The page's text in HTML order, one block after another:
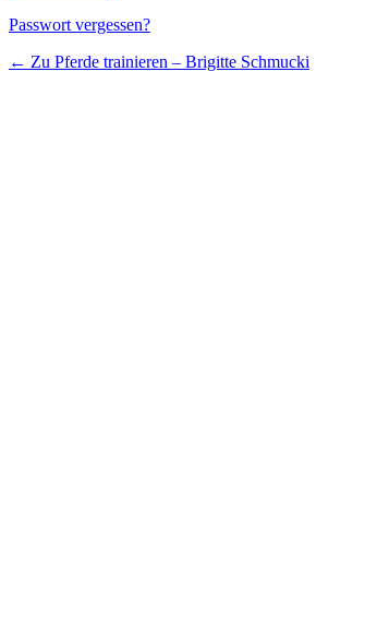
Passwort vergessen?
← Zu Pferde trainieren – Brigitte Schmucki